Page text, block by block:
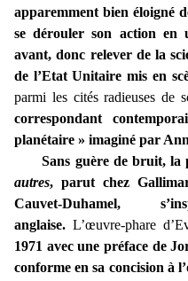
apparemment bien éloigné
se dérouler son action en
avant, donc relever de la
de l’Etat Unitaire mis en
parmi les cités radieuses de
correspondant
planétaire » imaginé par
Sans guère de bruit, la
autres, parut chez
Cauvet-Duhamel,
anglaise. L’œuvre-phare
1971 avec une préface de
conforme en sa concision à